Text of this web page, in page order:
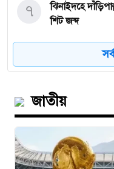
ঝিনাইদহে
শিট জব্দ
৭
ত্রয়োদশ জাতীয়
ইশরাকের আসনে
ওপর হামলা
৯
অবরুদ্ধ জামায়াত
মিতু
১০
জাতীয়